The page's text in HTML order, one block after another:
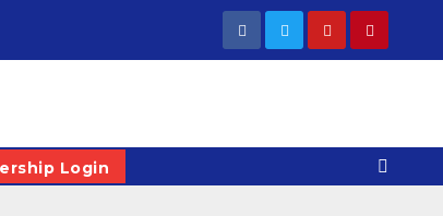
Login